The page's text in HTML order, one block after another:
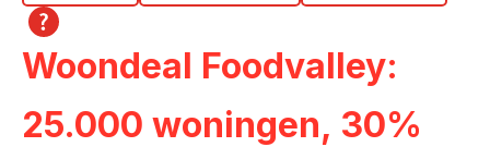
Woondeal Foodvalley:
25.000 woningen, 30%